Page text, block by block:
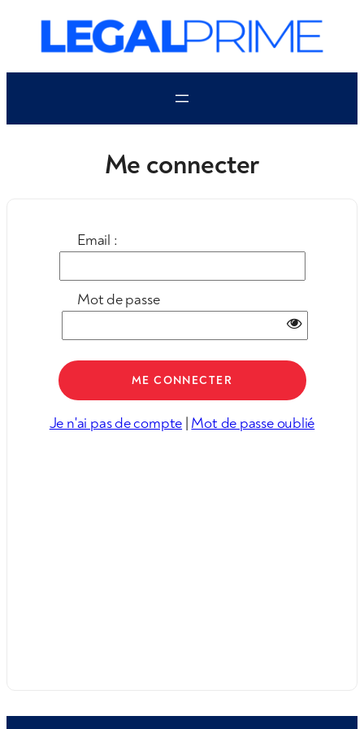
contenu
Me connecter
Email :
Mot de passe
Je n'ai pas de compte | Mot de passe oublié